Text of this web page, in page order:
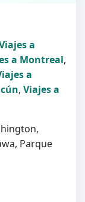
a
a Montreal,
a
, Viajes a
Parque